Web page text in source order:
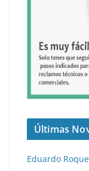
Últimas
Eduardo